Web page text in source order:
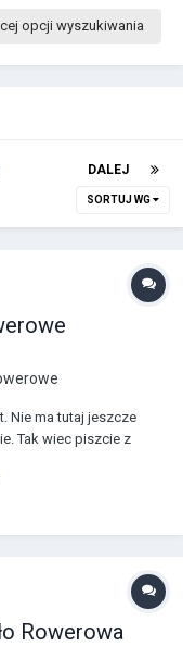
opcji wyszukiwania
DALEJ
SORTUJ WG
Nie ma tutaj jeszcze
Tak wiec piszcie z
się w swoim
Rowerowa